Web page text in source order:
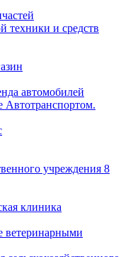
техники и средств
автомобилей
Автотранспортом.
учреждения 8
клиника
ветеринарными